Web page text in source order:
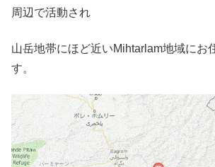
周辺で活動され
山岳地帯にほど近いMihtarlam地域にお
す。